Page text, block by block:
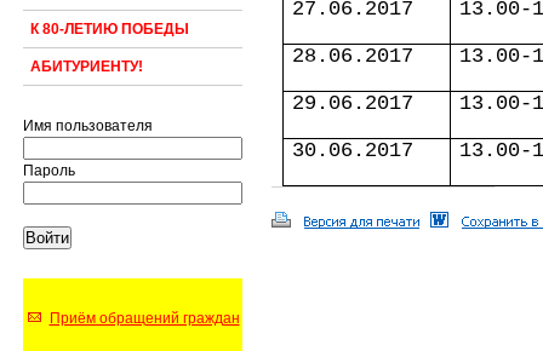
К 80-ЛЕТИЮ ПОБЕДЫ
АБИТУРИЕНТУ!
Имя пользователя
Пароль
Приём обращений граждан
27.06.2017 13.00-
28.06.2017 13.00-
29.06.2017 13.00-
30.06.2017 13.00-